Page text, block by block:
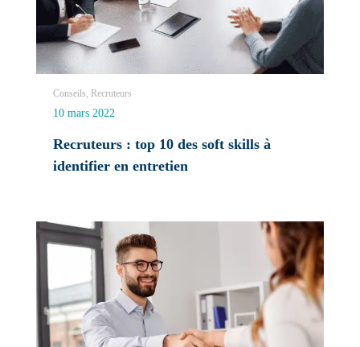
Conseils, Recruteurs
10 mars 2022
Recruteurs : top 10 des soft skills à
identifier en entretien